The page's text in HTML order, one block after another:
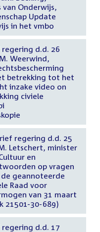
Onderwijs,
Update
in het vmbo
d.d. 26
Weerwind,
betrekking tot het
inzake video on
civiele
regering d.d. 25
Letschert, minister
en
op vragen
geannoteerde
Raad voor
van 31 maart
21501-30-689)
d.d. 17